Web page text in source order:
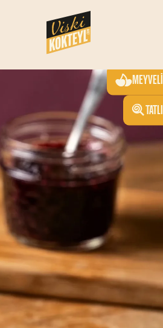
MEYVELI
TATLI